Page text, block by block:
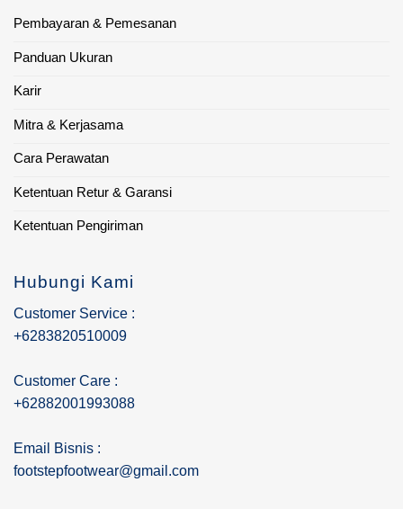
Pembayaran & Pemesanan
Panduan Ukuran
Karir
Mitra & Kerjasama
Cara Perawatan
Ketentuan Retur & Garansi
Ketentuan Pengiriman
Hubungi Kami
Customer Service :
+6283820510009
Customer Care :
+62882001993088
Email Bisnis :
footstepfootwear@gmail.com